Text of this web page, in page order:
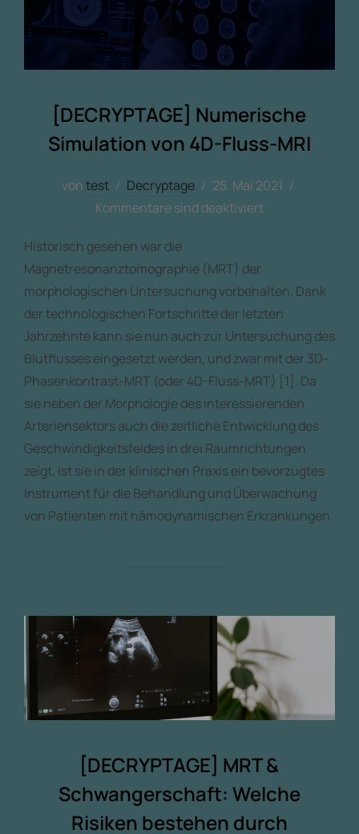
[DECRYPTAGE] Numerische
Simulation von 4D-Fluss-MRI
vontest Decryptage
25. Mai 2021
Kommentare sind deaktiviert
Historisch gesehen war die
Magnetresonanztomographie (MRT) der
morphologischen Untersuchung vorbehalten. Dank
der technologischen Fortschritte der letzten
Jahrzehnte kann sie nun auch zur Untersuchung des
Blutflusses eingesetzt werden, und zwar mit der 3D-
Phasenkontrast-MRT (oder 4D-Fluss-MRT) [1]. Da
sie neben der Morphologie des interessierenden
Arteriensektors auch die zeitliche Entwicklung des
Geschwindigkeitsfeldes in drei Raumrichtungen
zeigt, ist sie in der klinischen Praxis ein bevorzugtes
Instrument für die Behandlung und Überwachung
von Patienten mit hämodynamischen Erkrankungen.
[DECRYPTAGE] MRT &
Schwangerschaft: Welche
Risiken bestehen durch